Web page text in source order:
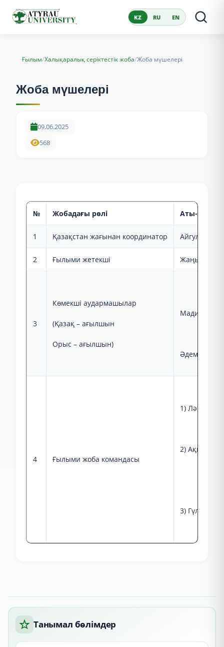
KZ RU EN
Ғылым/Халықаралық серіктестік жоба/Жоба мүшелері
Жоба мүшелері
09.06.2025
568
№ Жобадағы рөлі Аты-
1 Қазақстан жағынан координатор Айгуль
2 Ғылыми жетекші Жаңылсын
3
Көмекші аудармашылар
(Қазақ – ағылшын
Орыс – ағылшын)
Мадияр
Әдемі
4 Ғылыми жоба командасы
1) Ләйля
2) Ақмарал
3) Гүлшат
Танымал бөлімдер